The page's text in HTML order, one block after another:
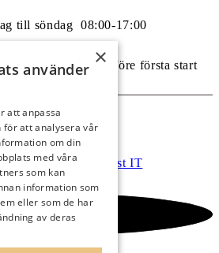
till söndag 08:00-17:00
shopen 1 timme före första start
© Mora golfklubb
Administration
levereras av Kust IT
×
använder
att anpassa
för att analysera vår
om din
med våra
som kan
information som
eller som de har
av deras